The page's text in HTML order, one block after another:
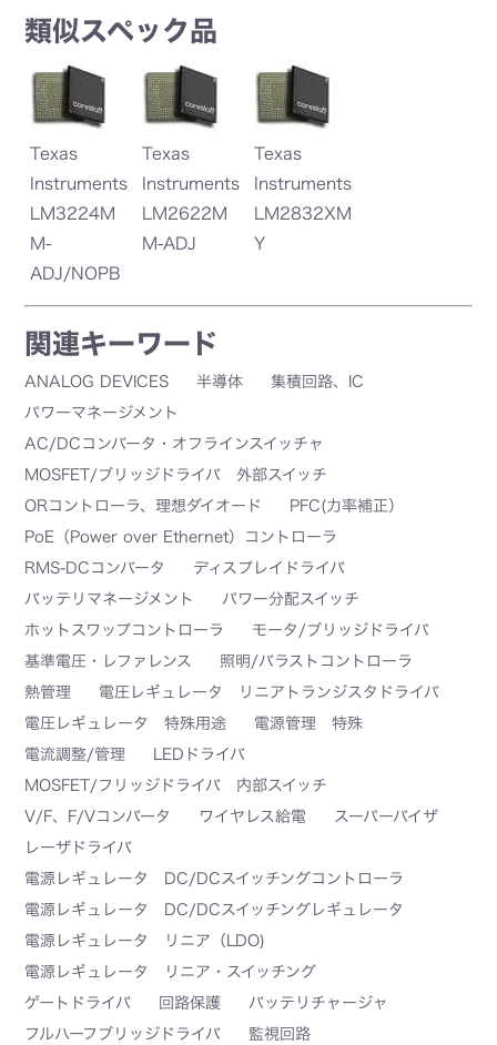
類似スペック品
Texas
Instruments
LM3224M
M-
ADJ/NOPB
Texas
Instruments
LM2622M
M-ADJ
Texas
Instruments
LM2832XM
Y
関連キーワード
ANALOG DEVICES 半導体
集積回路、IC
パワーマネージメント
AC/DCコンバータ・オフラインスイッチャ
MOSFET/ブリッジドライバ 外部スイッチ
ORコントローラ、理想ダイオード
PFC(力率補正）
PoE（Power over Ethernet）コントローラ
RMS-DCコンバータ
ディスプレイドライバ
バッテリマネージメント
パワー分配スイッチ
ホットスワップコントローラ
モータ/ブリッジドライバ
基準電圧・レファレンス
照明/バラストコントローラ
熱管理
電圧レギュレータ リニアトランジスタドライバ
電圧レギュレータ 特殊用途
電源管理 特殊
電流調整/管理
LEDドライバ
MOSFET/フリッジドライバ 内部スイッチ
V/F、F/Vコンバータ
ワイヤレス給電
スーパーバイザ
レーザドライバ
電源レギュレータ DC/DCスイッチングコントローラ
電源レギュレータ DC/DCスイッチングレギュレータ
電源レギュレータ リニア（LDO)
電源レギュレータ リニア・スイッチング
ゲートドライバ
回路保護
バッテリチャージャ
フルハーフブリッジドライバ
監視回路